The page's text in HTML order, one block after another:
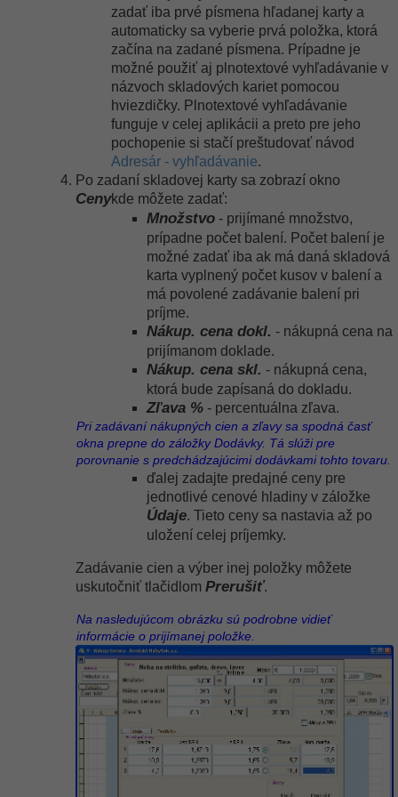
zadať iba prvé písmena hľadanej karty a
automaticky sa vyberie prvá položka, ktorá
začína na zadané písmena. Prípadne je
možné použiť aj plnotextové vyhľadávanie v
názvoch skladových kariet pomocou
hviezdičky. Plnotextové vyhľadávanie
funguje v celej aplikácii a preto pre jeho
pochopenie si stačí preštudovať návod
Adresár - vyhľadávanie.
Po zadaní skladovej karty sa zobrazí okno
Cenykde môžete zadať:
Množstvo - prijímané množstvo,
prípadne počet balení. Počet balení je
možné zadať iba ak má daná skladová
karta vyplnený počet kusov v balení a
má povolené zadávanie balení pri
príjme.
Nákup. cena dokl. - nákupná cena na
prijímanom doklade.
Nákup. cena skl. - nákupná cena,
ktorá bude zapísaná do dokladu.
Zľava % - percentuálna zľava.
Pri zadávaní nákupných cien a zľavy sa spodná časť
okna prepne do záložky Dodávky. Tá slúži pre
porovnanie s predchádzajúcimi dodávkami tohto tovaru.
ďalej zadajte predajné ceny pre
jednotlivé cenové hladiny v záložke
Údaje. Tieto ceny sa nastavia až po
uložení celej príjemky.
Zadávanie cien a výber inej položky môžete
uskutočniť tlačidlom Prerušiť.
Na nasledujúcom obrázku sú podrobne vidieť
informácie o prijímanej položke.